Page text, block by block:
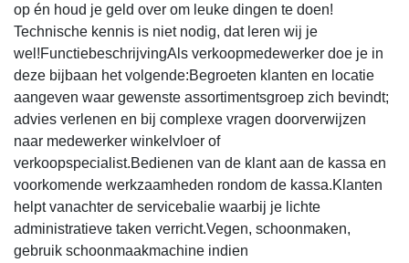
op én houd je geld over om leuke dingen te doen!
Technische kennis is niet nodig, dat leren wij je
wel!FunctiebeschrijvingAls verkoopmedewerker doe je in
deze bijbaan het volgende:Begroeten klanten en locatie
aangeven waar gewenste assortimentsgroep zich bevindt;
advies verlenen en bij complexe vragen doorverwijzen
naar medewerker winkelvloer of
verkoopspecialist.Bedienen van de klant aan de kassa en
voorkomende werkzaamheden rondom de kassa.Klanten
helpt vanachter de servicebalie waarbij je lichte
administratieve taken verricht.Vegen, schoonmaken,
gebruik schoonmaakmachine indien